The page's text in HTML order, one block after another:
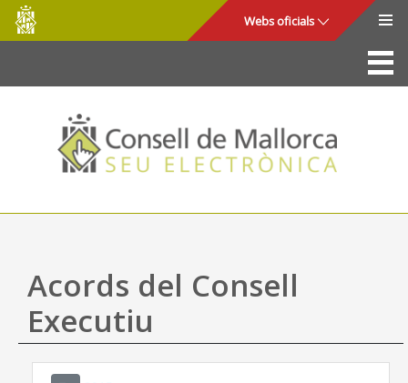
Salta al contingut principal
Consell
de
Mallorca
Webs oficials
La Seu
Consell de Mallorca
Accés i seguretat
Utilitats
Ajuda
Acords del Consell
Executiu